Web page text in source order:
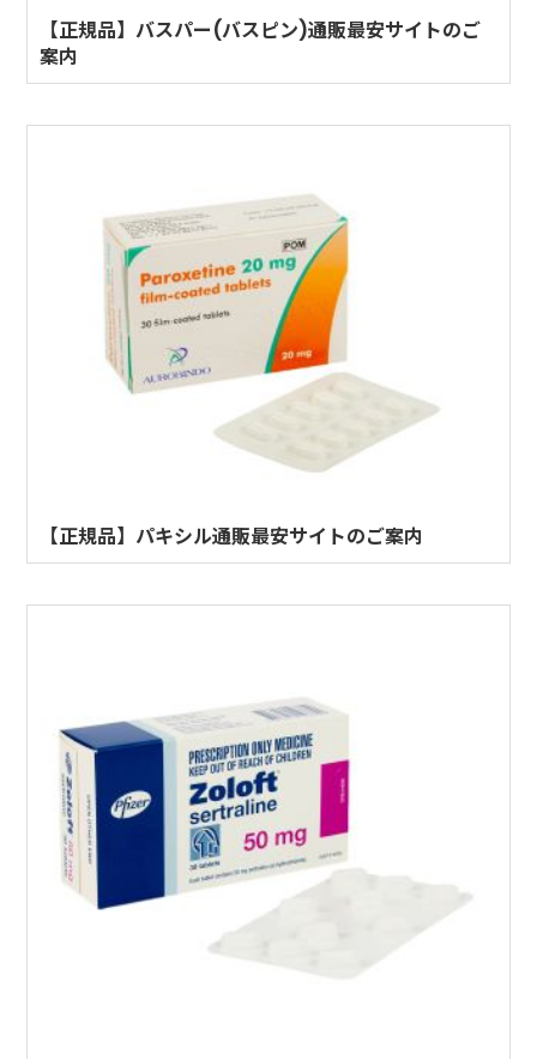
【正規品】バスパー(バスピン)通販最安サイトのご
案内
【正規品】パキシル通販最安サイトのご案内